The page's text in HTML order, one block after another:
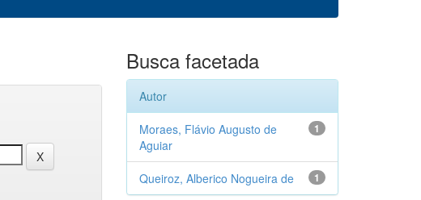
Busca facetada
Autor
1
Moraes, Flávio Augusto de
Aguiar
1
Queiroz, Alberico Nogueira de